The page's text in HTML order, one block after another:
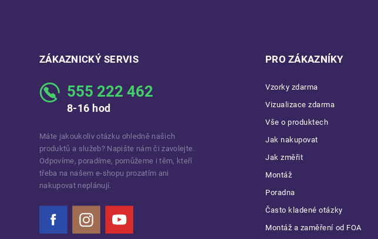
ZÁKAZNICKÝ SERVIS
555 222 462
8-16 hod
Máte jakoukoliv otázku ohledně našich
produktů a služeb? Napište nám či zavolejte.
Odpovíme, poradíme, pomůžeme i těm, kteří
třeba na našem e-shopu prozatím ani
nakupovat neplánují.
Instagram
PRO ZÁKAZNÍKY
Vzorky zdarma
Vizualizace zdarma
Vše o produktech
Jak nakupovat
Jak změřit
Montáž
Poradna
Často kladené otázky
Montáž a zaměření od FOA